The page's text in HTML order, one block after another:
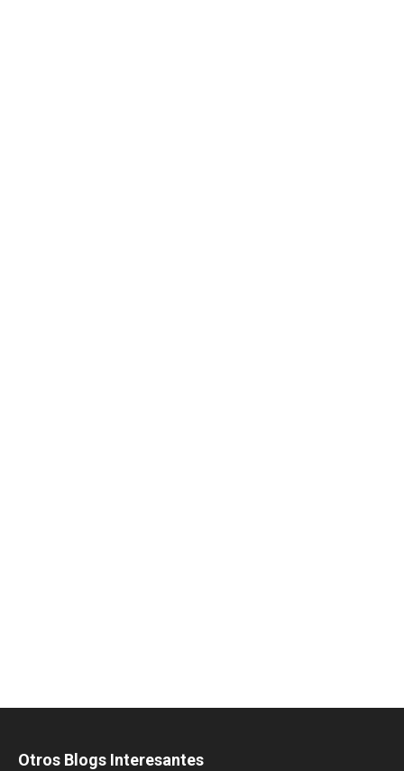
Otros Blogs Interesantes